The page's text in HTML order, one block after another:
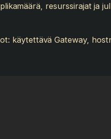
resurssirajat ja
käytettävä Gateway,